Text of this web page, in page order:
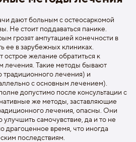
дают больным с остеосаркомой
Не стоит поддаваться панике.
грозят ампутацией конечности в
ее в зарубежных клиниках.
острое желание обратиться к
лечения. Такие методы бывают
традиционного лечения) и
с основным лечением).
допустимо после консультации с
же методы, заставляющие
лечения, опасны. Они
самочувствие, да и то не
драгоценное время, что иногда
последствиям.